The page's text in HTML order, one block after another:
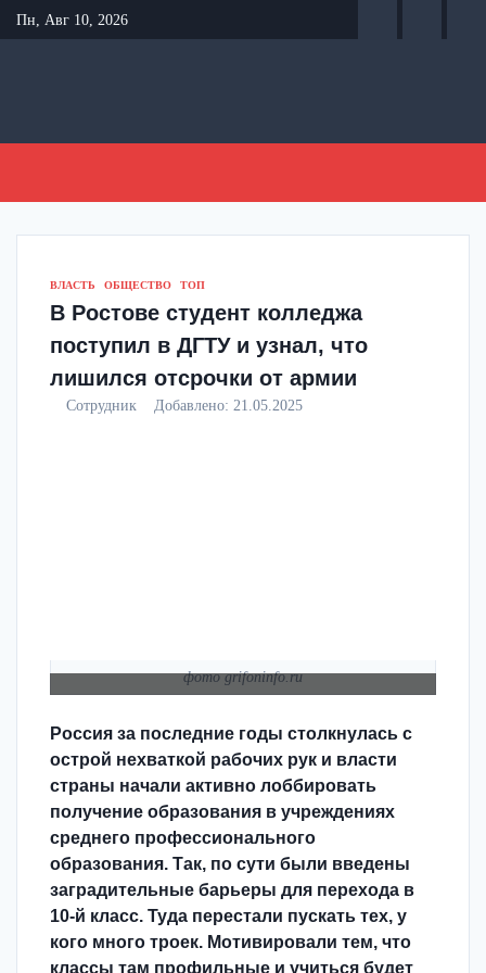
Перейти
к
Пн, Авг 10, 2026
ВЛАСТЬ ОБЩЕСТВО ТОП
В Ростове студент колледжа
поступил в ДГТУ и узнал, что
лишился отсрочки от армии
Сотрудник Добавлено: 21.05.2025
фото grifoninfo.ru
Россия за последние годы столкнулась с
острой нехваткой рабочих рук и власти
страны начали активно лоббировать
получение образования в учреждениях
среднего профессионального
образования. Так, по сути были введены
заградительные барьеры для перехода в
10-й класс. Туда перестали пускать тех, у
кого много троек. Мотивировали тем, что
классы там профильные и учиться будет